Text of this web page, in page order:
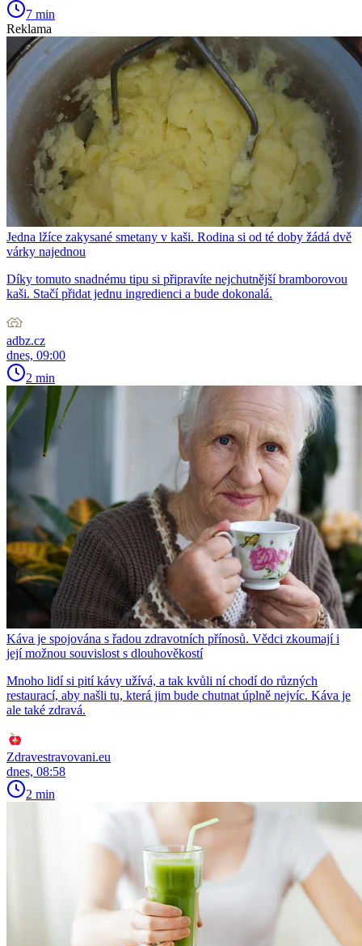
7 min
Reklama
Jedna lžíce zakysané smetany v kaši. Rodina si od té doby žádá dvě
várky najednou
Díky tomuto snadnému tipu si připravíte nejchutnější bramborovou
kaši. Stačí přidat jednu ingredienci a bude dokonalá.
adbz.cz
dnes, 09:00
2 min
Káva je spojována s řadou zdravotních přínosů. Vědci zkoumají i
její možnou souvislost s dlouhověkostí
Mnoho lidí si pití kávy užívá, a tak kvůli ní chodí do různých
restaurací, aby našli tu, která jim bude chutnat úplně nejvíc. Káva je
ale také zdravá.
Zdravestravovani.eu
dnes, 08:58
2 min